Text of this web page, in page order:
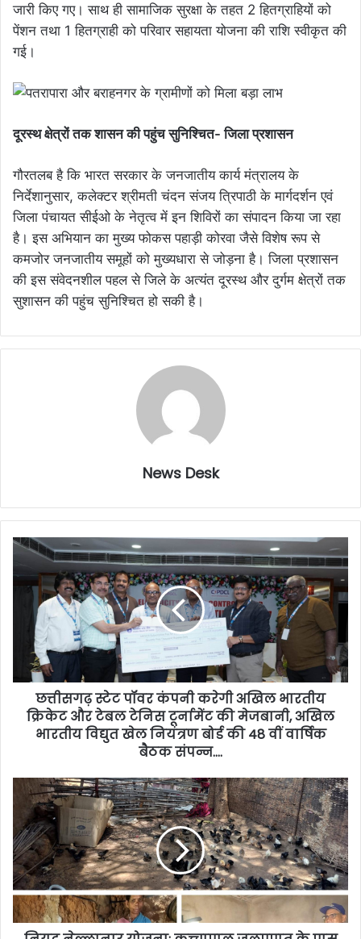
जारी किए गए। साथ ही सामाजिक सुरक्षा के तहत 2 हितग्राहियों को
पेंशन तथा 1 हितग्राही को परिवार सहायता योजना की राशि स्वीकृत की
गई।
दूरस्थ क्षेत्रों तक शासन की पहुंच सुनिश्चित- जिला प्रशासन
गौरतलब है कि भारत सरकार के जनजातीय कार्य मंत्रालय के
निर्देशानुसार, कलेक्टर श्रीमती चंदन संजय त्रिपाठी के मार्गदर्शन एवं
जिला पंचायत सीईओ के नेतृत्व में इन शिविरों का संपादन किया जा रहा
है। इस अभियान का मुख्य फोकस पहाड़ी कोरवा जैसे विशेष रूप से
कमजोर जनजातीय समूहों को मुख्यधारा से जोड़ना है। जिला प्रशासन
की इस संवेदनशील पहल से जिले के अत्यंत दूरस्थ और दुर्गम क्षेत्रों तक
सुशासन की पहुंच सुनिश्चित हो सकी है।
News Desk
छत्तीसगढ़ स्टेट पॉवर कंपनी करेगी अखिल भारतीय
क्रिकेट और टेबल टेनिस टूर्नामेंट की मेजबानी, अखिल
भारतीय विद्युत खेल नियंत्रण बोर्ड की 48 वीं वार्षिक
बैठक संपन्न….